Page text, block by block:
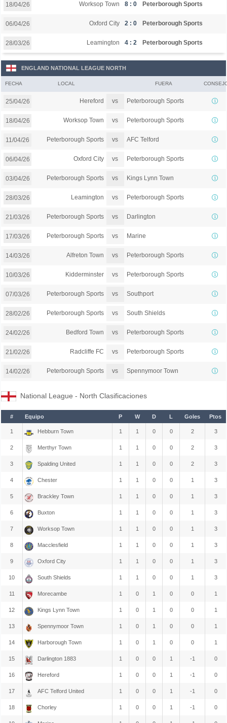
18/04/26 Worksop Town 8 : 0 Peterborough Sports
06/04/26 Oxford City 2 : 0 Peterborough Sports
28/03/26 Leamington 4 : 2 Peterborough Sports
ENGLAND NATIONAL LEAGUE NORTH
FECHA LOCAL FUERA
25/04/26 Hereford vs Peterborough Sports
18/04/26 Worksop Town vs Peterborough Sports
11/04/26 Peterborough Sports vs AFC Telford
06/04/26 Oxford City vs Peterborough Sports
03/04/26 Peterborough Sports vs Kings Lynn Town
28/03/26 Leamington vs Peterborough Sports
21/03/26 Peterborough Sports vs Darlington
17/03/26 Peterborough Sports vs Marine
14/03/26 Alfreton Town vs Peterborough Sports
10/03/26 Kidderminster vs Peterborough Sports
07/03/26 Peterborough Sports vs Southport
28/02/26 Peterborough Sports vs South Shields
24/02/26 Bedford Town vs Peterborough Sports
21/02/26 Radcliffe FC vs Peterborough Sports
14/02/26 Peterborough Sports vs Spennymoor Town
National League - North Clasificaciones
# Equipo P W D L Goles Ptos
1 Hebburn Town 1 1 0 0 2 3
2 Merthyr Town 1 1 0 0 2 3
3 Spalding United 1 1 0 0 2 3
4 Chester 1 1 0 0 1 3
5 Brackley Town 1 1 0 0 1 3
6 Buxton 1 1 0 0 1 3
7 Worksop Town 1 1 0 0 1 3
8 Macclesfield 1 1 0 0 1 3
9 Oxford City 1 1 0 0 1 3
10 South Shields 1 1 0 0 1 3
11 Morecambe 1 0 1 0 0 1
12 Kings Lynn Town 1 0 1 0 0 1
13 Spennymoor Town 1 0 1 0 0 1
14 Harborough Town 1 0 1 0 0 1
15 Darlington 1883 1 0 0 1 -1 0
16 Hereford 1 0 0 1 -1 0
17 AFC Telford United 1 0 0 1 -1 0
18 Chorley 1 0 0 1 -1 0